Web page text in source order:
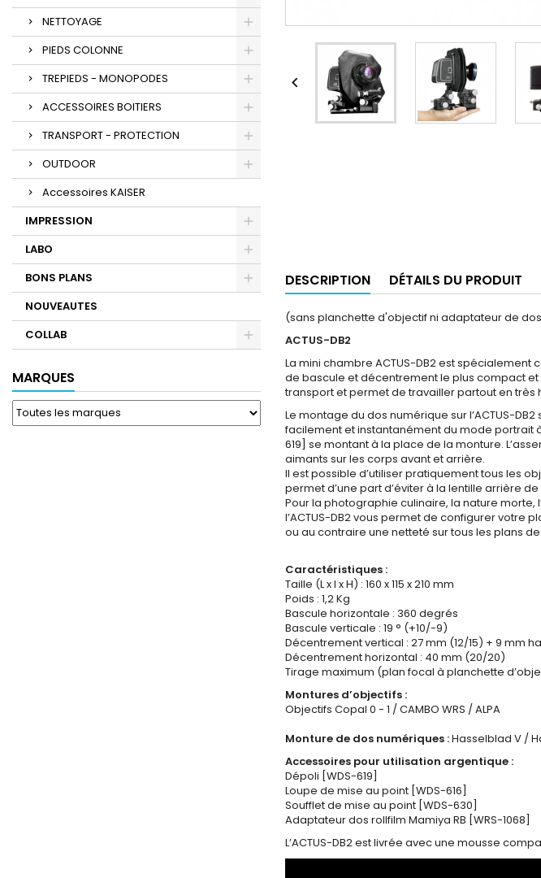
NETTOYAGE
PIEDS COLONNE
TREPIEDS - MONOPODES
ACCESSOIRES BOITIERS
TRANSPORT - PROTECTION
OUTDOOR
Accessoires KAISER
IMPRESSION
LABO
BONS PLANS
NOUVEAUTES
COLLAB
MARQUES

DESCRIPTION DÉTAILS DU PRODUIT
(sans planchette d'objectif ni adaptateur de
ACTUS-DB2
La mini chambre ACTUS-DB2 est spécialement
de bascule et décentrement le plus compact et
transport et permet de travailler partout en très
Le montage du dos numérique sur l’ACTUS-
facilement et instantanément du mode portrait
619] se montant à la place de la monture.
aimants sur les corps avant et arrière.
Il est possible d’utiliser pratiquement tous les
permet d’une part d’éviter à la lentille arrière
Pour la photographie culinaire, la nature
l’ACTUS-DB2 vous permet de configurer votre
ou au contraire une netteté sur tous les plans de
Caractéristiques :
Taille (L x l x H) : 160 x 115 x 210 mm
Poids : 1,2 Kg
Bascule horizontale : 360 degrés
Bascule verticale : 19 ° (+10/-9)
Décentrement vertical : 27 mm (12/15) + 9 mm
Décentrement horizontal : 40 mm (20/20)
Tirage maximum (plan focal à planchette
Montures d’objectifs :
Objectifs Copal 0 - 1 / CAMBO WRS / ALPA
Monture de dos numériques :Hasselblad V /
Accessoires pour utilisation argentique :
Dépoli [WDS-619]
Loupe de mise au point [WDS-616]
Soufflet de mise au point [WDS-630]
Adaptateur dos rollfilm Mamiya RB [WRS-1068]
L’ACTUS-DB2 est livrée avec une mousse